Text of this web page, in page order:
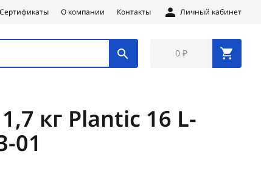
Сертификаты О компании Контакты Личный кабинет
0 ₽
кг Plantic 16 L-
01